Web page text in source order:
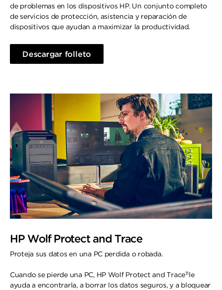
de problemas en los dispositivos HP. Un conjunto completo
de servicios de protección, asistencia y reparación de
dispositivos que ayudan a maximizar la productividad.
Descargar folleto
HP Wolf Protect and Trace
Proteja sus datos en una PC perdida o robada.
Cuando se pierde una PC, HP Wolf Protect and Trace11le
ayuda a encontrarla, a borrar los datos seguros, y a bloquear